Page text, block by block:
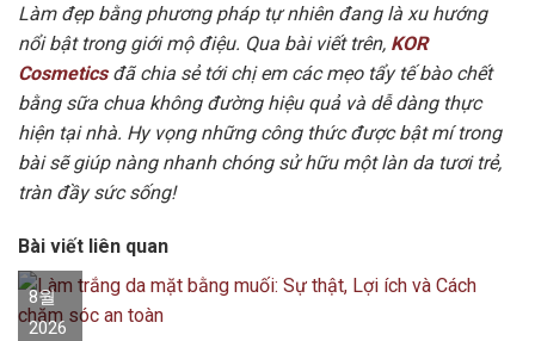
Làm đẹp bằng phương pháp tự nhiên đang là xu hướng
nổi bật trong giới mộ điệu. Qua bài viết trên, KOR
Cosmetics đã chia sẻ tới chị em các mẹo tẩy tế bào chết
bằng sữa chua không đường hiệu quả và dễ dàng thực
hiện tại nhà. Hy vọng những công thức được bật mí trong
bài sẽ giúp nàng nhanh chóng sử hữu một làn da tươi trẻ,
tràn đầy sức sống!
Bài viết liên quan
8월
2026